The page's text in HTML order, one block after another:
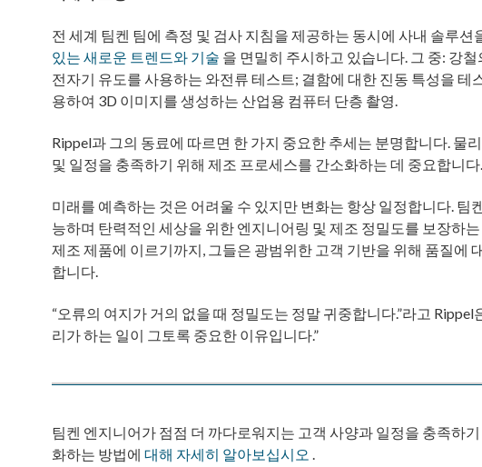
전 세계 팀켄 팀에 측정 및 검사 지침을 제공하는 동시에 사내 솔루
있는 새로운 트렌드와 기술 을 면밀히 주시하고 있습니다. 그 중: 강
전자기 유도를 사용하는 와전류 테스트; 결함에 대한 진동 특성을
용하여 3D 이미지를 생성하는 산업용 컴퓨터 단층 촬영.
Rippel과 그의 동료에 따르면 한 가지 중요한 추세는 분명합니다. 물
및 일정을 충족하기 위해 제조 프로세스를 간소화하는 데 중요합니다.
미래를 예측하는 것은 어려울 수 있지만 변화는 항상 일정합니다. 팀
능하며 탄력적인 세상을 위한 엔지니어링 및 제조 정밀도를 보장하
제조 제품에 이르기까지, 그들은 광범위한 고객 기반을 위해 품질에
합니다.
“오류의 여지가 거의 없을 때 정밀도는 정말 귀중합니다.”라고
리가 하는 일이 그토록 중요한 이유입니다.”
팀켄 엔지니어가 점점 더 까다로워지는 고객 사양과 일정을 충족하
화하는 방법에 대해 자세히 알아보십시오 .